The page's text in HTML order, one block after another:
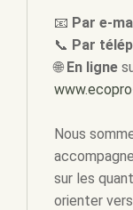
📧 Par e-
📞 Par
🌐 En ligne
Nous
sur les
orienter